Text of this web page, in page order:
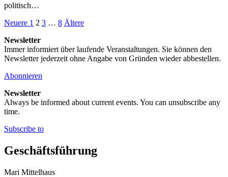
politisch…
Seitennummerierung
der
Beiträge
Neuere Neuere
Seite
1 Seite
2 Seite
3 … Seite
8 ÄltereÄltere
Newsletter
Immer informiert über laufende Veranstaltungen. Sie können den
Newsletter jederzeit ohne Angabe von Gründen wieder abbestellen.
Abonnieren
Newsletter
Always be informed about current events. You can unsubscribe any
time.
Subscribe to
Geschäftsführung
Mari Mittelhaus